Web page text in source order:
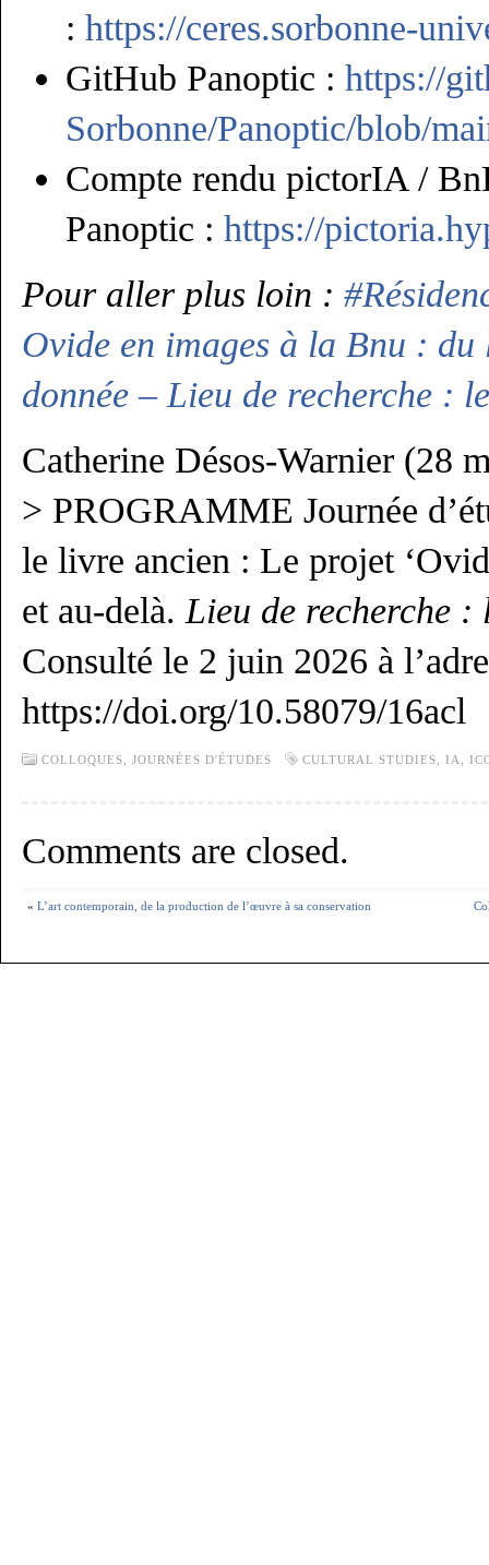
: https://ceres.sorbonne-
GitHub Panoptic : https://
Sorbonne/Panoptic/blob/
Compte rendu pictorIA /
Panoptic : https://
Pour aller plus loin :
Ovide en images à la Bnu :
donnée – Lieu de recherche :
Catherine Désos-Warnier (28
> PROGRAMME Journée
le livre ancien : Le projet
et au-delà. Lieu de recherche
Consulté le 2 juin 2026 à
https://doi.org/10.58079/16acl
COLLOQUES, JOURNÉES D'ÉTUDES CULTURAL STUDIES IA
Comments are closed.
« L’art contemporain, de la production de l’œuvre à sa conservation